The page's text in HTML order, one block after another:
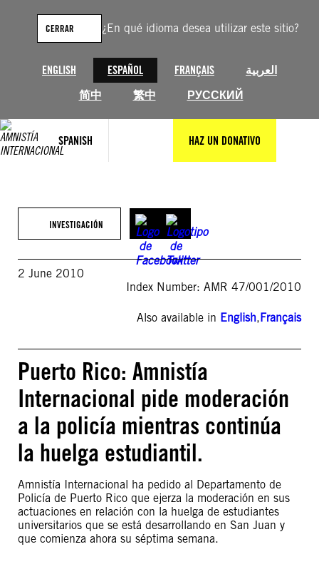
¿En qué idioma desea utilizar este sitio?
ENGLISH ESPAÑOL FRANÇAIS
العربية
简中
繁中 РУССКИЙ
CERRAR
SPANISH HAZ UN DONATIVO
contenido
INVESTIGACIÓN
2 June 2010
Index Number: AMR 47/001/2010
Also available in English,Français
Puerto Rico: Amnistía
Internacional pide moderación
a la policía mientras continúa
la huelga estudiantil.
Amnistía Internacional ha pedido al Departamento de
Policía de Puerto Rico que ejerza la moderación en sus
actuaciones en relación con la huelga de estudiantes
universitarios que se está desarrollando en San Juan y
que comienza ahora su séptima semana.